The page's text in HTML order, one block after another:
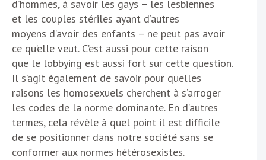
d’hommes, à savoir les gays – les lesbiennes
et les couples stériles ayant d’autres
moyens d’avoir des enfants – ne peut pas avoir
ce qu’elle veut. C’est aussi pour cette raison
que le lobbying est aussi fort sur cette question.
Il s’agit également de savoir pour quelles
raisons les homosexuels cherchent à s’arroger
les codes de la norme dominante. En d’autres
termes, cela révèle à quel point il est difficile
de se positionner dans notre société sans se
conformer aux normes hétérosexistes.